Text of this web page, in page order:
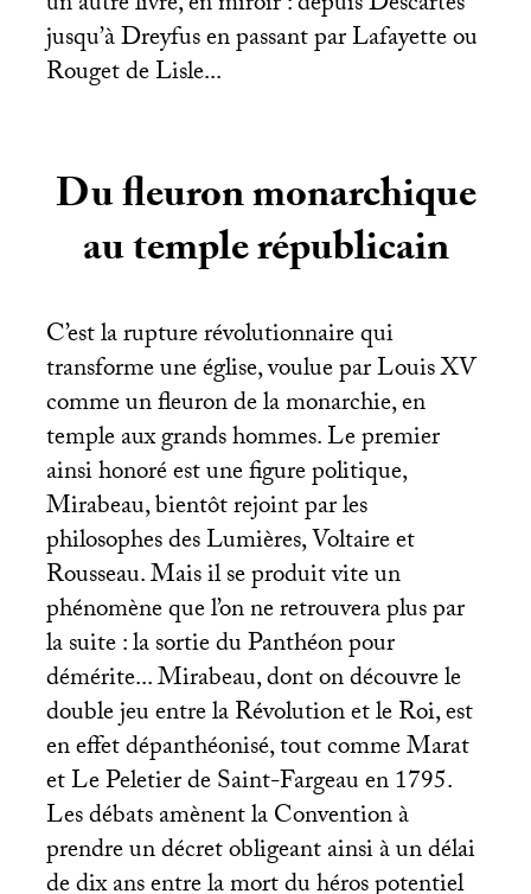
jusqu’à Dreyfus en passant par Lafayette ou
Rouget de Lisle...
Du fleuron monarchique
au temple républicain
C’est la rupture révolutionnaire qui
transforme une église, voulue par LouisXV
comme un fleuron de la monarchie, en
temple aux grands hommes. Le premier
ainsi honoré est une figure politique,
Mirabeau, bientôt rejoint par les
philosophes des Lumières, Voltaire et
Rousseau. Mais il se produit vite un
phénomène que l’on ne retrouvera plus par
la suite : la sortie du Panthéon pour
démérite... Mirabeau, dont on découvre le
double jeu entre la Révolution et le Roi, est
en effet dépanthéonisé, tout comme Marat
et Le Peletier de Saint-Fargeau en 1795.
Les débats amènent la Convention à
prendre un décret obligeant ainsi à un délai